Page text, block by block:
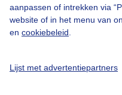
aanpassen of intrekken via
website of in het menu van
en cookiebeleid
Lijst met advertentiepartners
Privacy beleid
Cookie beleid
Gratis weerdata